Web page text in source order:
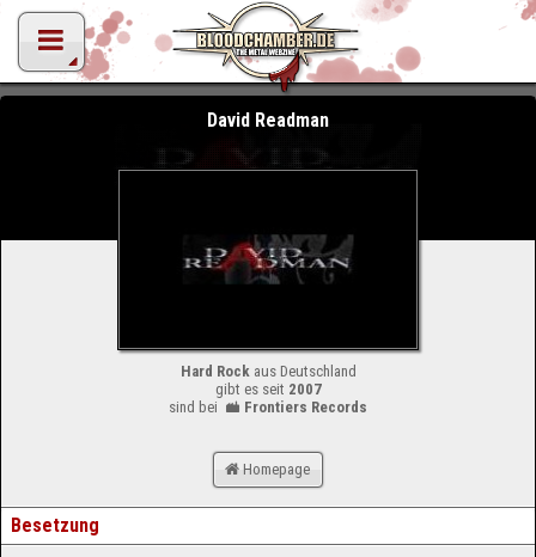
David Readman
Hard Rockaus Deutschland
gibt es seit 2007
sind bei
Frontiers Records
Homepage
Besetzung